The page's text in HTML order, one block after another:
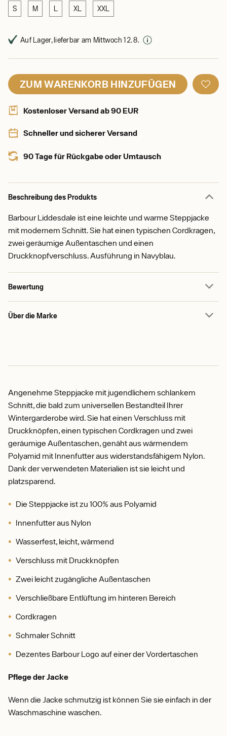
S M XL XXL
Auf Lager, lieferbar am Mittwoch 12. 8.
ZUM WARENKORB HINZUFÜGEN
Kostenloser Versand ab 90 EUR
Schneller und sicherer Versand
90 Tage für Rückgabe oder Umtausch
Beschreibung des Produkts
Barbour Liddesdale ist eine leichte und warme Steppjacke
mit modernem Schnitt. Sie hat einen typischen Cordkragen,
zwei geräumige Außentaschen und einen
Druckknopfverschluss. Ausführung in Navyblau.
Bewertung
Über die Marke
Angenehme Steppjacke mit jugendlichem schlankem
Schnitt, die bald zum universellen Bestandteil Ihrer
Wintergarderobe wird. Sie hat einen Verschluss mit
Druckknöpfen, einen typischen Cordkragen und zwei
geräumige Außentaschen, genäht aus wärmendem
Polyamid mit Innenfutter aus widerstandsfähigem Nylon.
Dank der verwendeten Materialien ist sie leicht und
platzsparend.
Die Steppjacke ist zu 100% aus Polyamid
Innenfutter aus Nylon
Wasserfest, leicht, wärmend
Verschluss mit Druckknöpfen
Zwei leicht zugängliche Außentaschen
Verschließbare Entlüftung im hinteren Bereich
Cordkragen
Schmaler Schnitt
Dezentes Barbour Logo auf einer der Vordertaschen
Pflege der Jacke
Wenn die Jacke schmutzig ist können Sie sie einfach in der
Waschmaschine waschen.